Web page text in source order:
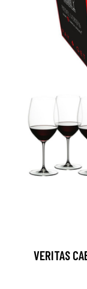
VERITAS